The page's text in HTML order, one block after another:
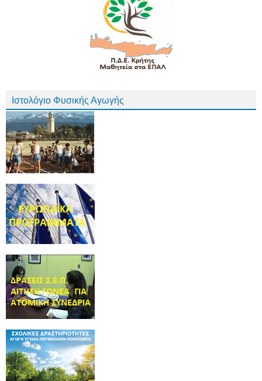
Ιστολόγιο Φυσικής Αγωγής